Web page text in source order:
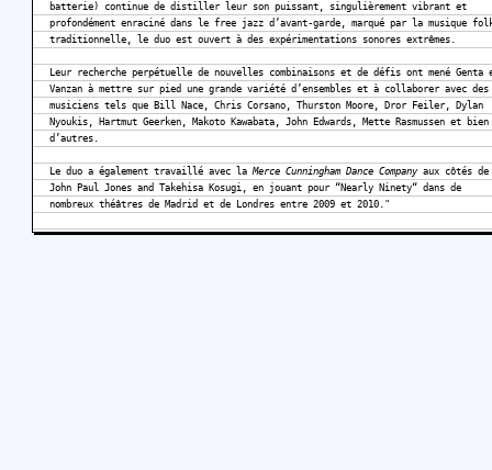
batterie) continue de distiller leur son puissant, singulièrement vibrant et
profondément enraciné dans le free jazz d’avant-garde, marqué par la musique
traditionnelle, le duo est ouvert à des expérimentations sonores extrêmes.
Leur recherche perpétuelle de nouvelles combinaisons et de défis ont mené Genta
Vanzan à mettre sur pied une grande variété d’ensembles et à collaborer avec des
musiciens tels que Bill Nace, Chris Corsano, Thurston Moore, Dror Feiler, Dylan
Nyoukis, Hartmut Geerken, Makoto Kawabata, John Edwards, Mette Rasmussen et bien
d’autres.
Le duo a également travaillé avec laMerce Cunningham Dance Companyaux côtés de
John Paul Jones and Takehisa Kosugi, en jouant pour “Nearly Ninety“ dans de
nombreux théâtres de Madrid et de Londres entre 2009 et 2010."